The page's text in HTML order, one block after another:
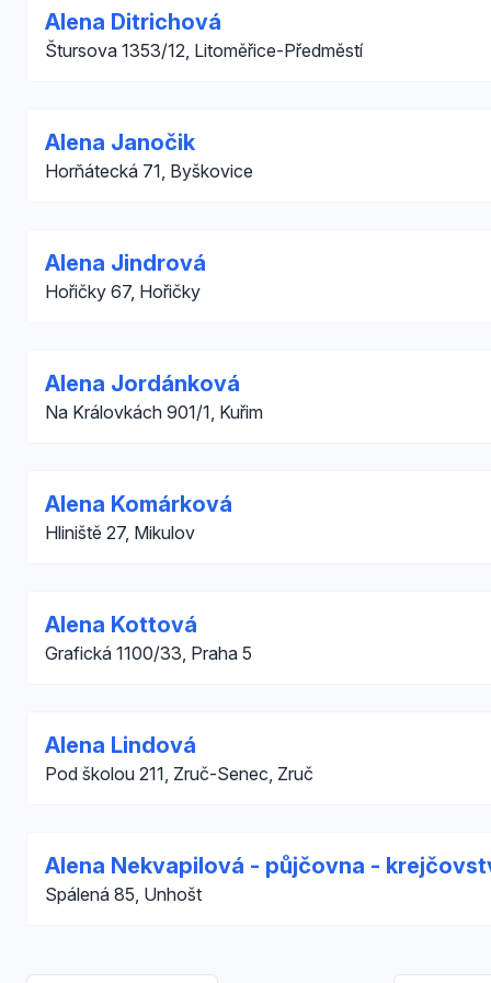
Alena Ditrichová
Štursova 1353/12, Litoměřice-Předměstí
Alena Janočik
Horňátecká 71, Byškovice
Alena Jindrová
Hořičky 67, Hořičky
Alena Jordánková
Na Královkách 901/1, Kuřim
Alena Komárková
Hliniště 27, Mikulov
Alena Kottová
Grafická 1100/33, Praha 5
Alena Lindová
Pod školou 211, Zruč-Senec, Zruč
Alena Nekvapilová - půjčovna -
Spálená 85, Unhošt